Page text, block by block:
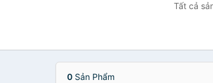
Tất cả
0 Sản Phẩm